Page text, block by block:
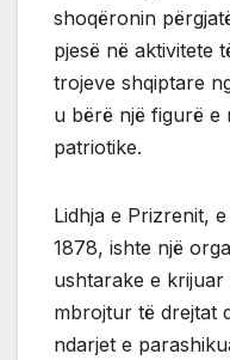
shoqëronin
pjesë në aktivitete
trojeve shqiptare
u bërë një figurë e
patriotike.
Lidhja e Prizrenit,
1878, ishte një
ushtarake e
mbrojtur të drejtat
ndarjet e